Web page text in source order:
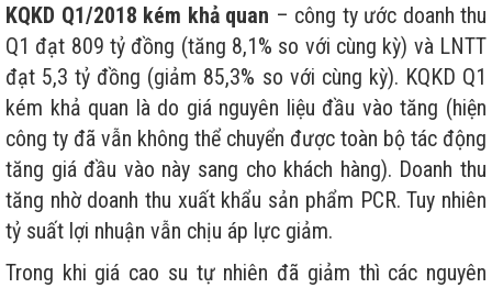
KQKD Q1/2018 kém khả quan – công ty ước doanh thu
Q1 đạt 809 tỷ đồng (tăng 8,1% so với cùng kỳ) và LNTT
đạt 5,3 tỷ đồng (giảm 85,3% so với cùng kỳ). KQKD Q1
kém khả quan là do giá nguyên liệu đầu vào tăng (hiện
công ty đã vẫn không thể chuyển được toàn bộ tác động
tăng giá đầu vào này sang cho khách hàng). Doanh thu
tăng nhờ doanh thu xuất khẩu sản phẩm PCR. Tuy nhiên
tỷ suất lợi nhuận vẫn chịu áp lực giảm.
Trong khi giá cao su tự nhiên đã giảm thì các nguyên